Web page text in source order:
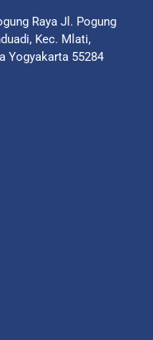
Raya Jl. Pogung
Kec. Mlati,
Yogyakarta 55284